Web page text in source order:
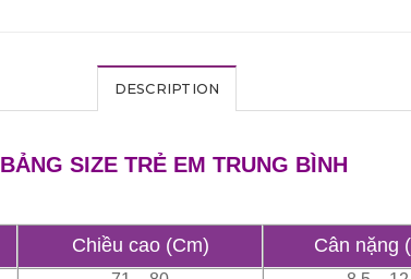
DESCRIPTION
BẢNG SIZE TRẺ EM TRUNG BÌNH
Chiều cao (Cm) Cân nặng